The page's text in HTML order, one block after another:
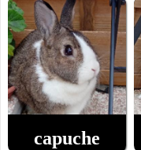
capuche